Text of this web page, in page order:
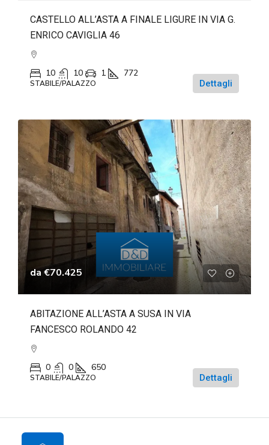
CASTELLO ALL’ASTA A FINALE LIGURE IN VIA G.
ENRICO CAVIGLIA 46
10 10 1 772
STABILE/PALAZZO Dettagli
da €70.425
ABITAZIONE ALL’ASTA A SUSA IN VIA
FANCESCO ROLANDO 42
0 0 650
STABILE/PALAZZO Dettagli